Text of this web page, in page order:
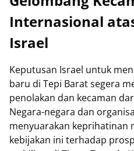
Internasional
Israel
Keputusan Israel untuk
baru di Tepi Barat segera
penolakan dan kecaman
Negara-negara dan
menyuarakan keprihatinan
kebijakan ini terhadap